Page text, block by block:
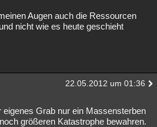
Augen auch die Ressourcen
nicht wie es heute geschieht
22.05.2012 um 01:36
Grab nur ein Massensterben
größeren Katastrophe bewahren.